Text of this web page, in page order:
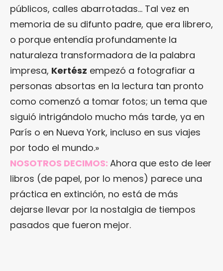
públicos, calles abarrotadas… Tal vez en
memoria de su difunto padre, que era librero,
o porque entendía profundamente la
naturaleza transformadora de la palabra
impresa, Kertész empezó a fotografiar a
personas absortas en la lectura tan pronto
como comenzó a tomar fotos; un tema que
siguió intrigándolo mucho más tarde, ya en
París o en Nueva York, incluso en sus viajes
por todo el mundo.»
NOSOTROS DECIMOS: Ahora que esto de leer
libros (de papel, por lo menos) parece una
práctica en extinción, no está de más
dejarse llevar por la nostalgia de tiempos
pasados que fueron mejor.